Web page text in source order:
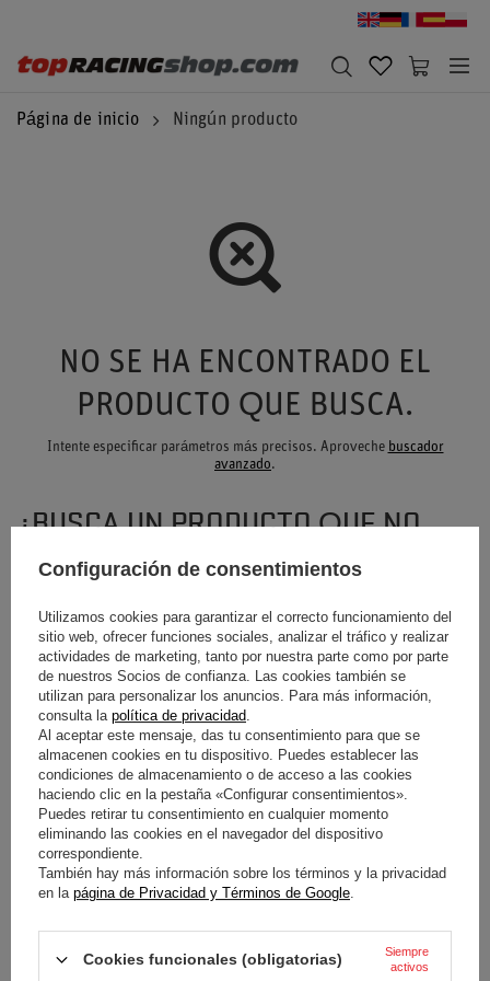
Página de inicio Ningún producto
NO SE HA ENCONTRADO EL
PRODUCTO QUE BUSCA.
Intente especificar parámetros más precisos. Aproveche buscador
avanzado.
¿BUSCA UN PRODUCTO QUE NO
TENEMOS EN OFERTA?
Si no ha encontrado el producto que busca y desea adquirirlo en nuestra
tienda, puede utilizar el formulario especial para enviarnos una descripción
del artículo que busca. Para ello debeconectado.
BOLETÍN
¡Mantente al día y suscríbete a nuestro boletín
informativo!
Configuración de consentimientos
Utilizamos cookies para garantizar el correcto funcionamiento del
sitio web, ofrecer funciones sociales, analizar el tráfico y realizar
actividades de marketing, tanto por nuestra parte como por parte
de nuestros Socios de confianza. Las cookies también se
utilizan para personalizar los anuncios. Para más información,
consulta la política de privacidad.
Al aceptar este mensaje, das tu consentimiento para que se
almacenen cookies en tu dispositivo. Puedes establecer las
condiciones de almacenamiento o de acceso a las cookies
haciendo clic en la pestaña «Configurar consentimientos».
Puedes retirar tu consentimiento en cualquier momento
eliminando las cookies en el navegador del dispositivo
correspondiente.
También hay más información sobre los términos y la privacidad
en la página de Privacidad y Términos de Google.
Cookies funcionales (obligatorias)
Siempre
activos